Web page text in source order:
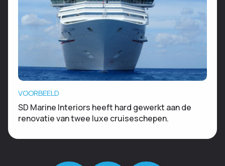
VOORBEELD
SD Marine Interiors heeft hard gewerkt aan de
renovatie van twee luxe cruiseschepen.